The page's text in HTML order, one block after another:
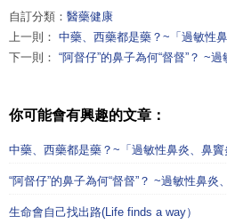
自訂分類： 醫藥健康
上一則： 中藥、西藥都是藥？~「過敏性
下一則： “阿督仔”的鼻子為何“督督”？ ~
你可能會有興趣的文章：
中藥、西藥都是藥？~「過敏性鼻炎、鼻竇
“阿督仔”的鼻子為何“督督”？ ~過敏性鼻炎
生命會自己找出路(Life finds a way）